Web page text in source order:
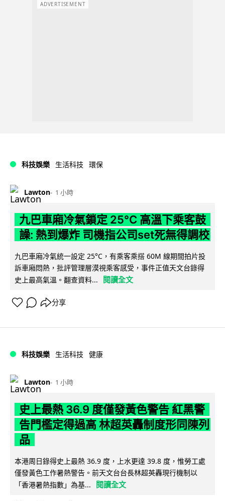
ADVERTISEMENT
科技娛樂 生活科技 環保
Lawton 1 小時
九巴車廂冷氣鎖定 25°C 高溫下乘客鼓
譟: 熱到爆炸 司機指公司set死無得調校
九巴車廂冷氣統一設定 25°C，有乘客乘搭 60M 線期間拍片投
訴車廂悶熱，批評管理層漠視乘客感受，事件正值天文台錄得
史上最高氣溫。翻查資料...
閱讀全文
分享
科技娛樂 生活科技 健康
Lawton 1 小時
史上最熱 36.9 度僅發黃色警告 紅黑警
告門檻定得過高 林超英轟制度形同陳列
品
本港周日錄得史上最熱 36.9 度，上水更達 39.8 度，惟勞工處
僅發黃色工作暑熱警告。前天文台台長林超英轟現行機制以
「香港暑熱指數」為基...
閱讀全文